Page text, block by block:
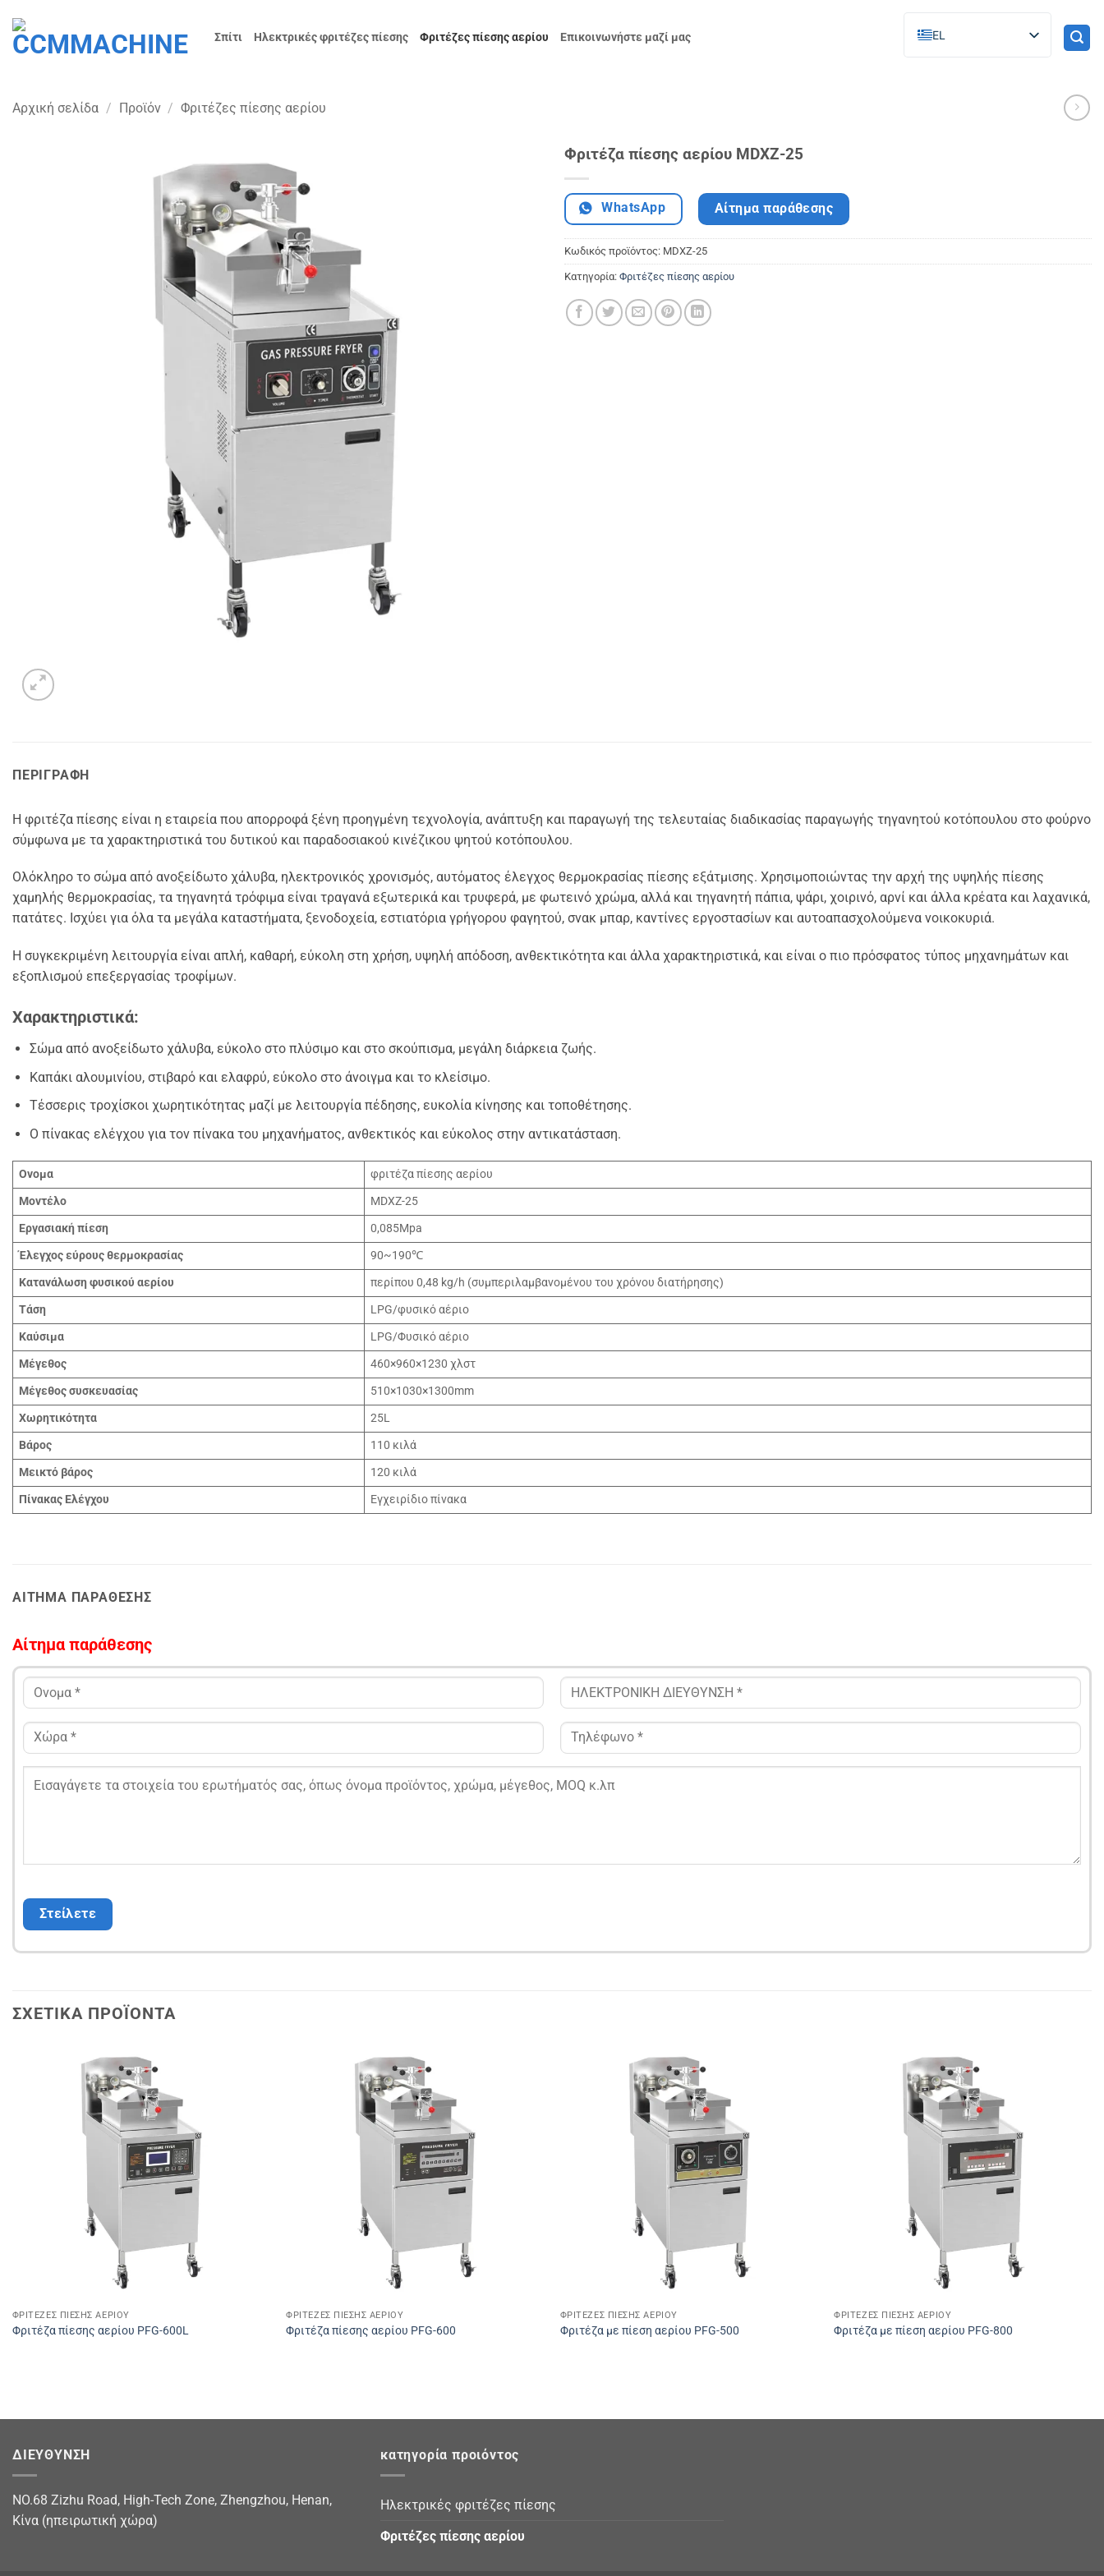
στο
περιεχόμενο
Σπίτι Ηλεκτρικές φριτέζες πίεσης Φριτέζες πίεσης αερίου Επικοινωνήστε μαζί μας EL
Αρχική σελίδα / Προϊόν / Φριτέζες πίεσης αερίου
Φριτέζα πίεσης αερίου MDXZ-25
WhatsApp Αίτημα παράθεσης
Κωδικός προϊόντος: MDXZ-25
Κατηγορία: Φριτέζες πίεσης αερίου
ΠΕΡΙΓΡΑΦΉ
Η φριτέζα πίεσης είναι η εταιρεία που απορροφά ξένη προηγμένη τεχνολογία, ανάπτυξη και παραγωγή της τελευταίας διαδικασίας παραγωγής τηγανητού κοτόπουλου στο φούρνο
σύμφωνα με τα χαρακτηριστικά του δυτικού και παραδοσιακού κινέζικου ψητού κοτόπουλου.
Ολόκληρο το σώμα από ανοξείδωτο χάλυβα, ηλεκτρονικός χρονισμός, αυτόματος έλεγχος θερμοκρασίας πίεσης εξάτμισης. Χρησιμοποιώντας την αρχή της υψηλής πίεσης
χαμηλής θερμοκρασίας, τα τηγανητά τρόφιμα είναι τραγανά εξωτερικά και τρυφερά, με φωτεινό χρώμα, αλλά και τηγανητή πάπια, ψάρι, χοιρινό, αρνί και άλλα κρέατα και λαχανικά,
πατάτες. Ισχύει για όλα τα μεγάλα καταστήματα, ξενοδοχεία, εστιατόρια γρήγορου φαγητού, σνακ μπαρ, καντίνες εργοστασίων και αυτοαπασχολούμενα νοικοκυριά.
Η συγκεκριμένη λειτουργία είναι απλή, καθαρή, εύκολη στη χρήση, υψηλή απόδοση, ανθεκτικότητα και άλλα χαρακτηριστικά, και είναι ο πιο πρόσφατος τύπος μηχανημάτων και
εξοπλισμού επεξεργασίας τροφίμων.
Χαρακτηριστικά:
Σώμα από ανοξείδωτο χάλυβα, εύκολο στο πλύσιμο και στο σκούπισμα, μεγάλη διάρκεια ζωής.
Καπάκι αλουμινίου, στιβαρό και ελαφρύ, εύκολο στο άνοιγμα και το κλείσιμο.
Τέσσερις τροχίσκοι χωρητικότητας μαζί με λειτουργία πέδησης, ευκολία κίνησης και τοποθέτησης.
Ο πίνακας ελέγχου για τον πίνακα του μηχανήματος, ανθεκτικός και εύκολος στην αντικατάσταση.
Ονομα
φριτέζα πίεσης αερίου
Μοντέλο
MDXZ-25
Εργασιακή πίεση
0,085Mpa
Έλεγχος εύρους θερμοκρασίας
90~190℃
Κατανάλωση φυσικού αερίου
περίπου 0,48 kg/h (συμπεριλαμβανομένου του χρόνου διατήρησης)
Τάση
LPG/φυσικό αέριο
Καύσιμα
LPG/Φυσικό αέριο
Μέγεθος
460×960×1230 χλστ
Μέγεθος συσκευασίας
510×1030×1300mm
Χωρητικότητα
25L
Βάρος
110 κιλά
Μεικτό βάρος
120 κιλά
Πίνακας Ελέγχου
Εγχειρίδιο πίνακα
ΑΊΤΗΜΑ ΠΑΡΆΘΕΣΗΣ
Αίτημα παράθεσης
ΣΧΕΤΙΚΆ ΠΡΟΪΌΝΤΑ
ΦΡΙΤΈΖΕΣ ΠΊΕΣΗΣ ΑΕΡΊΟΥ
Φριτέζα πίεσης αερίου PFG-600L
ΦΡΙΤΈΖΕΣ ΠΊΕΣΗΣ ΑΕΡΊΟΥ
Φριτέζα πίεσης αερίου PFG-600
ΦΡΙΤΈΖΕΣ ΠΊΕΣΗΣ ΑΕΡΊΟΥ
Φριτέζα με πίεση αερίου PFG-500
ΦΡΙΤΈΖΕΣ ΠΊΕΣΗΣ ΑΕΡΊΟΥ
Φριτέζα με πίεση αερίου PFG-800
ΔΙΕΥΘΥΝΣΗ
NO.68 Zizhu Road, High-Tech Zone, Zhengzhou, Henan,
Κίνα (ηπειρωτική χώρα)
κατηγορία προιόντος
Ηλεκτρικές φριτέζες πίεσης
Φριτέζες πίεσης αερίου